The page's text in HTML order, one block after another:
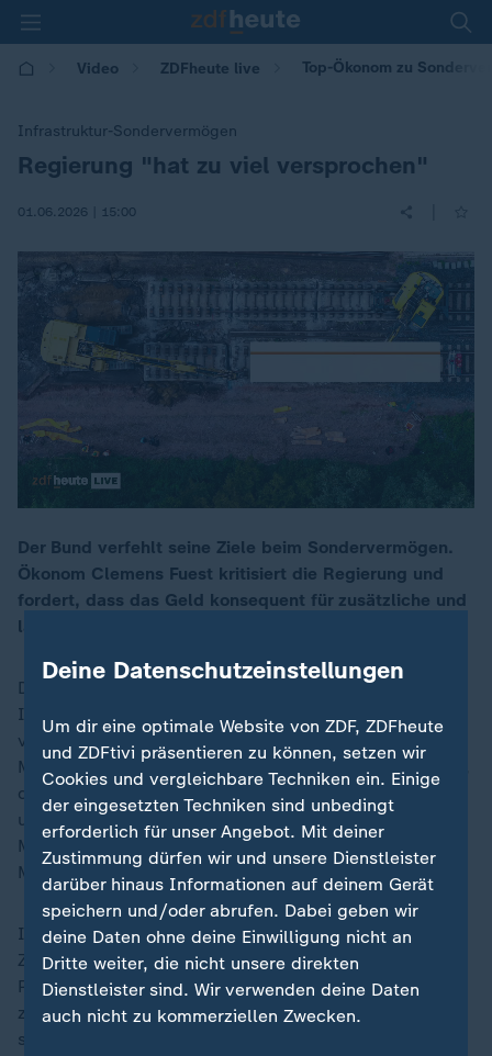
Video ZDFheute live Top-Ökonom zu
Infrastruktur-Sondervermögen
:Regierung "hat zu viel versprochen"
01.06.2026 | 15:00
00:17
Der Bund verfehlt seine Ziele beim Sondervermögen.
Ökonom Clemens Fuest kritisiert die Regierung und
fordert, dass das Geld konsequent für zusätzliche und
langfristige Investitionen zu nutzen.
Das 500 Milliarden Euro schwere Sondervermögen für
Infrastruktur und Klimaschutz wurde 2025 nicht
vollständig ausgeschöpft. Ein aktueller
Monitoringbericht des Bundesfinanzministeriums zeigt,
dass gut ein Drittel der vorgesehenen Mittel bislang
ungenutzt geblieben sind. Statt der geplanten 37,2
Milliarden Euro wurden tatsächlich nur rund 24
Milliarden Euro abgerufen.
Im Interview mit Christina von Ungern-Sternberg bei
ZDFheute live spricht Clemens Fuest, Ökonom und
Präsident des ifo-Instituts, davon, dass die Regierung
zu viel versprochen hätte. Es sei nicht wichtig, wie
schnell die Investitionen ausgezahlt werden würden,
Deine Datenschutzeinstellungen
Um dir eine optimale Website von ZDF, ZDFheute
und ZDFtivi präsentieren zu können, setzen wir
Cookies und vergleichbare Techniken ein. Einige
der eingesetzten Techniken sind unbedingt
erforderlich für unser Angebot. Mit deiner
Zustimmung dürfen wir und unsere Dienstleister
darüber hinaus Informationen auf deinem Gerät
speichern und/oder abrufen. Dabei geben wir
deine Daten ohne deine Einwilligung nicht an
Dritte weiter, die nicht unsere direkten
Dienstleister sind. Wir verwenden deine Daten
auch nicht zu kommerziellen Zwecken.